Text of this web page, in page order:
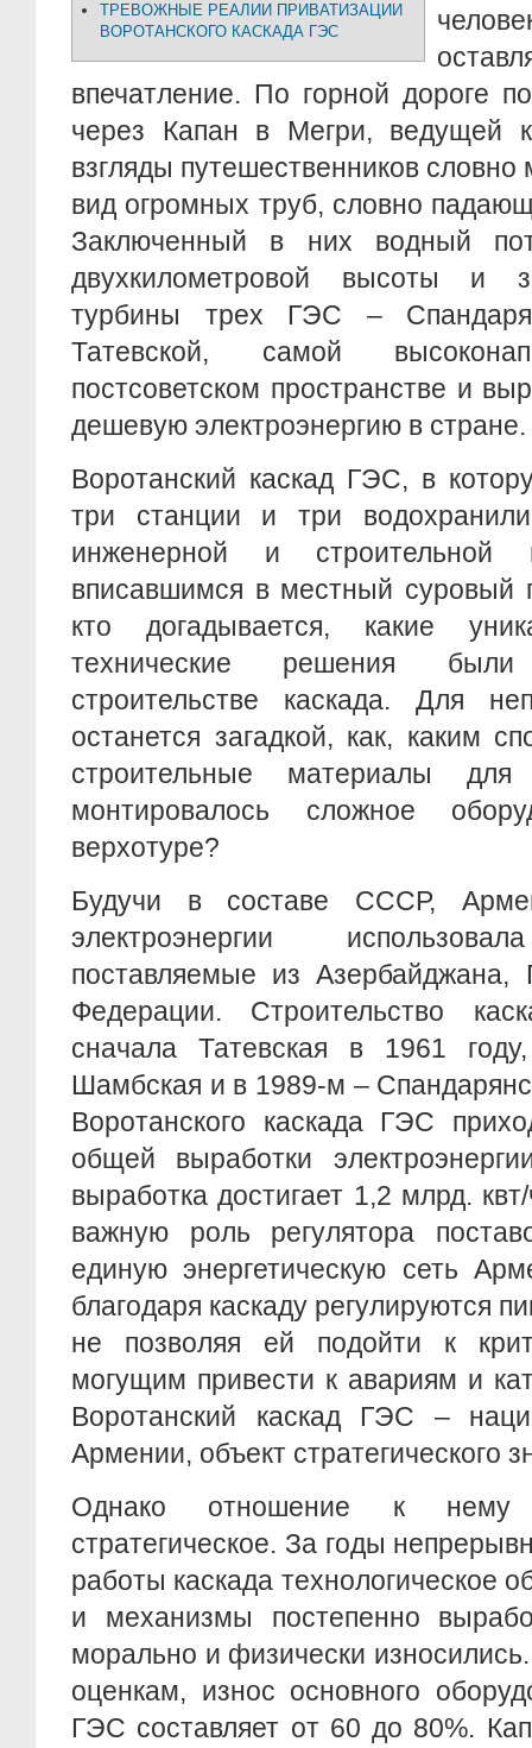
ТРЕВОЖНЫЕ РЕАЛИИ ПРИВАТИЗАЦИИ
ВОРОТАНСКОГО КАСКАДА ГЭС
впечатление. По горной дороге
через Капан в Мегри, ведущей
взгляды путешественников словно
вид огромных труб, словно
Заключенный в них водный
двухкилометровой высоты и
турбины трех ГЭС –
Татевской, самой
постсоветском пространстве и
дешевую электроэнергию в стране.
Воротанский каскад ГЭС, в
три станции и три
инженерной и строительной
вписавшимся в местный суровый
кто догадывается, какие
технические решения
строительстве каскада. Для
останется загадкой, как, каким
строительные материалы
монтировалось сложное
верхотуре?
Будучи в составе СССР,
электроэнергии
поставляемые из Азербайджана,
Федерации. Строительство
сначала Татевская в 1961
Шамбская и в 1989-м –
Воротанского каскада ГЭС
общей выработки
выработка достигает 1,2 млрд.
важную роль регулятора
единую энергетическую сеть
благодаря каскаду регулируются
не позволяя ей подойти к
могущим привести к авариям и
Воротанский каскад ГЭС –
Армении, объект стратегического
Однако отношение к
стратегическое. За годы
работы каскада технологическое
и механизмы постепенно
морально и физически
оценкам, износ основного
ГЭС составляет от 60 до 80%.